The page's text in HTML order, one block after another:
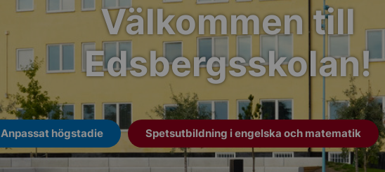
Välkommen till
Edsbergsskolan!
Anpassat högstadie Spetsutbildning i engelska och matematik